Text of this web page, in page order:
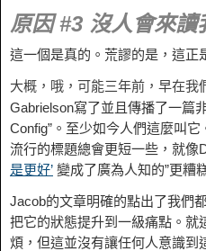
原因 #3 沒人會來讀
這一個是真的。荒謬的是，這正
大概，哦，可能三年前，早在我
Gabrielson寫了並且傳播了一篇
Config”。至少如今人們這麼叫
流行的標題總會更短一些，就像
是更好’ 變成了廣為人知的”更糟
Jacob的文章明確的點出了我們
把它的狀態提升到一級痛點。就
煩，但這並沒有讓任何人意識到